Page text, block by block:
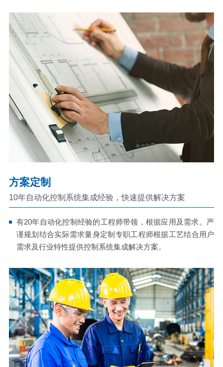
方案定制
10年自动化控制系统集成经验，快速提供解决方案
有20年自动化控制经验的工程师带领，根据应用及需求。严
谨规划结合实际需求量身定制专职工程师根据工艺结合用户
需求及行业特性提供控制系统集成解决方案。